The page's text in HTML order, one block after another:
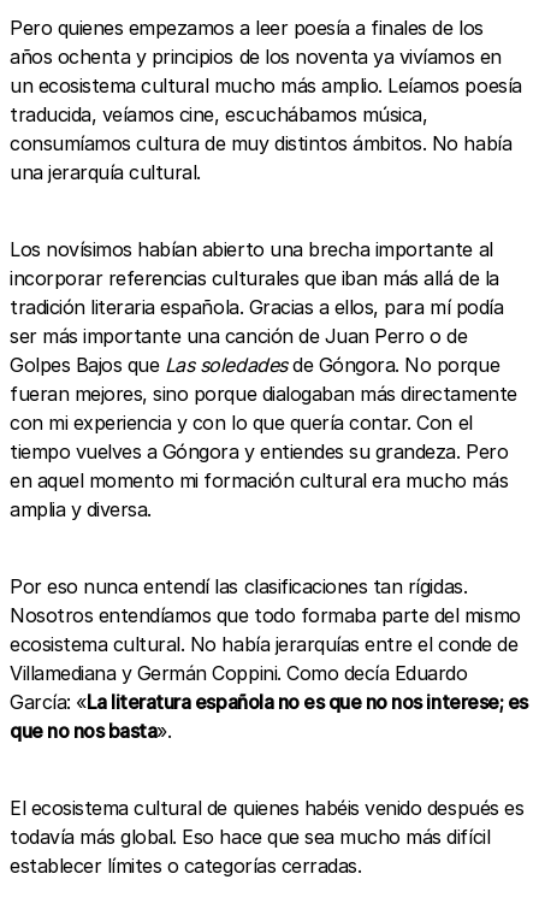
Pero quienes empezamos a leer poesía a finales de los
años ochenta y principios de los noventa ya vivíamos en
un ecosistema cultural mucho más amplio. Leíamos poesía
traducida, veíamos cine, escuchábamos música,
consumíamos cultura de muy distintos ámbitos. No había
una jerarquía cultural.
Los novísimos habían abierto una brecha importante al
incorporar referencias culturales que iban más allá de la
tradición literaria española. Gracias a ellos, para mí podía
ser más importante una canción de Juan Perro o de
Golpes Bajos que Las soledadesde Góngora. No porque
fueran mejores, sino porque dialogaban más directamente
con mi experiencia y con lo que quería contar. Con el
tiempo vuelves a Góngora y entiendes su grandeza. Pero
en aquel momento mi formación cultural era mucho más
amplia y diversa.
Por eso nunca entendí las clasificaciones tan rígidas.
Nosotros entendíamos que todo formaba parte del mismo
ecosistema cultural. No había jerarquías entre el conde de
Villamediana y Germán Coppini. Como decía Eduardo
García: «La literatura española no es que no nos interese; es
que no nos basta».
El ecosistema cultural de quienes habéis venido después es
todavía más global. Eso hace que sea mucho más difícil
establecer límites o categorías cerradas.